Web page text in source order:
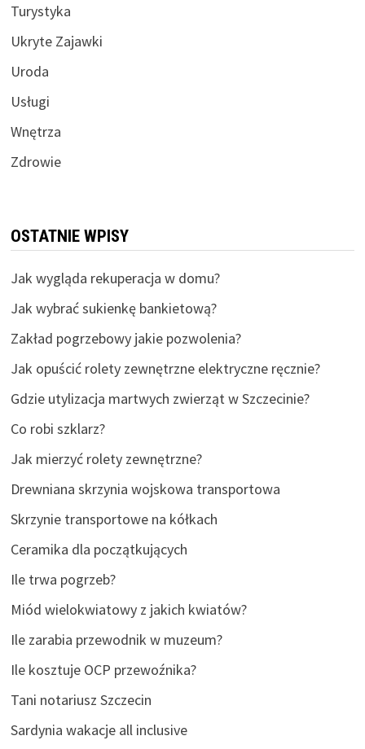
Turystyka
Ukryte Zajawki
Uroda
Usługi
Wnętrza
Zdrowie
OSTATNIE WPISY
Jak wygląda rekuperacja w domu?
Jak wybrać sukienkę bankietową?
Zakład pogrzebowy jakie pozwolenia?
Jak opuścić rolety zewnętrzne elektryczne ręcznie?
Gdzie utylizacja martwych zwierząt w Szczecinie?
Co robi szklarz?
Jak mierzyć rolety zewnętrzne?
Drewniana skrzynia wojskowa transportowa
Skrzynie transportowe na kółkach
Ceramika dla początkujących
Ile trwa pogrzeb?
Miód wielokwiatowy z jakich kwiatów?
Ile zarabia przewodnik w muzeum?
Ile kosztuje OCP przewoźnika?
Tani notariusz Szczecin
Sardynia wakacje all inclusive